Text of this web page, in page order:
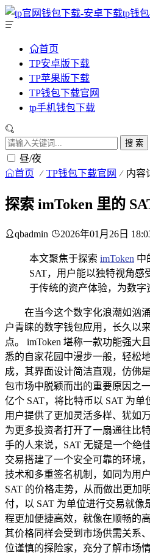
首页
TP安卓版下载
TP苹果版下载
TP钱包下载官网
tp手机钱包下载
搜 索
昼/夜
首页 TP钱包下载官网 内容
探索 imToken 里的
qbadmin 2026年01月26日
本文聚焦于探索 imToken 中
SAT，用户能以独特视角
于传统的资产体验，为数字
在当今这个数字化浪潮如汹
户青睐的数字钱包应用，长久以
点。 imToken 堪称一款功能强大
悉的自家花园中漫步一般，轻松
成，其界面设计简洁直观，仿佛
包市场中脱颖而出的重要原因之
亿个 SAT，将比特币以 SAT 为
用户提供了更加灵活多样、犹如
为更多投资者打开了一扇通往比
手的人来说，SAT 无疑是一个绝
交易搭建了一个安全可靠的环境
技术和多重签名机制，如同为用
SAT 的价格走势，从而做出更加
付，以 SAT 为单位进行交易就
程更加便捷高效，就像在顺畅的
其价格同样会受到市场供需关系
位谨慎的探险家，充分了解市场